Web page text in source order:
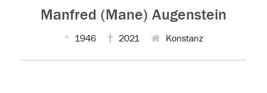
Manfred (Mane) Augenstein
1946 2021 Konstanz